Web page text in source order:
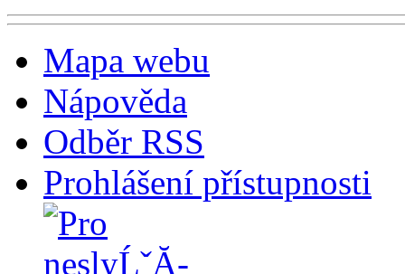
Mapa webu
Nápověda
Odběr RSS
Prohlášení přístupnosti